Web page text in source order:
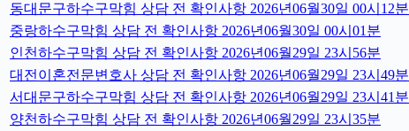
동대문구하수구막힘 상담 전 확인사항 2026년06월30일 00시12분
중랑하수구막힘 상담 전 확인사항 2026년06월30일 00시01분
인천하수구막힘 상담 전 확인사항 2026년06월29일 23시56분
대전이혼전문변호사 상담 전 확인사항 2026년06월29일 23시49분
서대문구하수구막힘 상담 전 확인사항 2026년06월29일 23시41분
양천하수구막힘 상담 전 확인사항 2026년06월29일 23시35분